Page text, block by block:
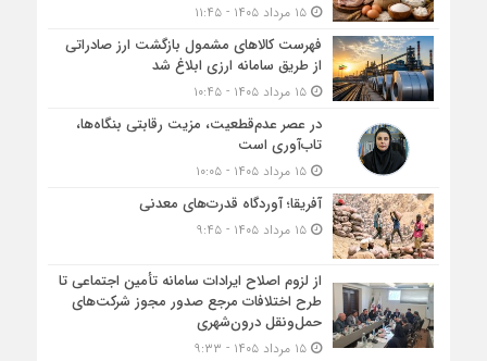
۱۵ مرداد ۱۴۰۵ - ۱۱:۴۵
فهرست کالاهای مشمول بازگشت ارز صادراتی
از طریق سامانه ارزی ابلاغ شد
۱۵ مرداد ۱۴۰۵ - ۱۰:۴۵
در عصر عدم‌قطعیت، مزیت رقابتی بنگاه‌ها،
تاب‌آوری است
۱۵ مرداد ۱۴۰۵ - ۱۰:۰۵
آفریقا؛ آوردگاه قدرت‌های معدنی
۱۵ مرداد ۱۴۰۵ - ۹:۴۵
از لزوم اصلاح ایرادات سامانه تأمین اجتماعی تا
طرح اختلافات مرجع صدور مجوز شرکت‌های
حمل‌ونقل درون‌شهری
۱۵ مرداد ۱۴۰۵ - ۹:۳۳